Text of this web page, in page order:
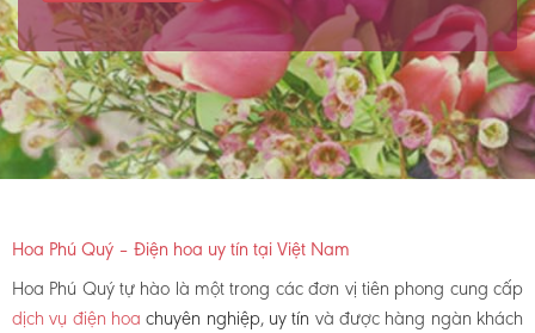
Hoa Phú Quý – Điện hoa uy tín tại Việt Nam
Hoa Phú Quý tự hào là một trong các đơn vị tiên phong cung cấp
dịch vụ điện hoachuyên nghiệp, uy tín và được hàng ngàn khách